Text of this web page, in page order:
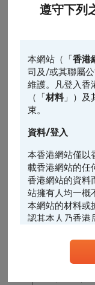
遵守下列
本網站（「香港
司及/或其聯屬
維護。凡登入香
（「材料」）及
束。
資料/登入
本香港網站僅以
載香港網站的任
香港網站的資料
站擁有人均一概
本網站的材料或
認其本人乃香港
任何人士登入
應當查明及遵
認股證 相關資產
最後更新時間: 2026-08-
引伸波幅